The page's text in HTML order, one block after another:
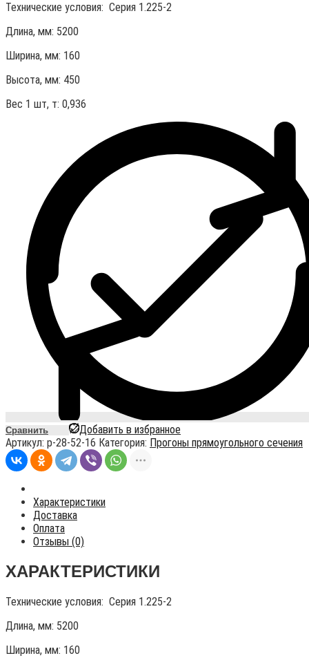
Технические условия: Серия 1.225-2
Длина, мм: 5200
Ширина, мм: 160
Высота, мм: 450
Вес 1 шт, т: 0,936
Сравнить
Добавить в избранное
Артикул: p-28-52-16 Категория: Прогоны прямоугольного сечения
Характеристики
Доставка
Оплата
Отзывы (0)
ХАРАКТЕРИСТИКИ
Технические условия: Серия 1.225-2
Длина, мм: 5200
Ширина, мм: 160